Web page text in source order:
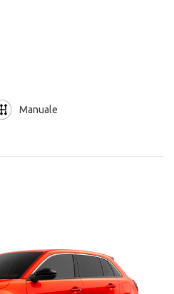
Manuale